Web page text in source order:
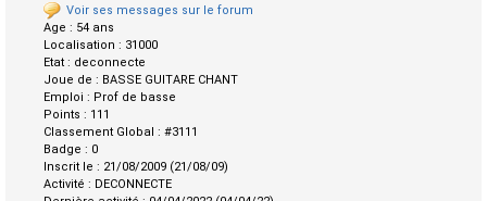
Voir ses messages sur le forum
Age : 54 ans
Localisation : 31000
Etat : deconnecte
Joue de : BASSE GUITARE CHANT
Emploi : Prof de basse
Points : 111
Classement Global : #3111
Badge : 0
Inscrit le : 21/08/2009 (21/08/09)
Activité : DECONNECTE